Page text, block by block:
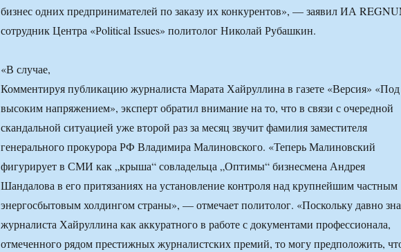
бизнес одних предпринимателей по заказу их конкурентов», — заявил ИА
сотрудник Центра «Рolitical Issues» политолог Николай Рубашкин.
«В случае,
Комментируя публикацию журналиста Марата Хайруллина в газете «Версия» «Под
высоким напряжением», эксперт обратил внимание на то, что в связи с очередной
скандальной ситуацией уже второй раз за месяц звучит фамилия заместителя
генерального прокурора РФ Владимира Малиновского. «Теперь Малиновский
фигурирует в СМИ как „крыша“ совладельца „Оптимы“ бизнесмена Андрея
Шандалова в его притязаниях на установление контроля над крупнейшим частным
энергосбытовым холдингом страны», — отмечает политолог. «Поскольку давно
журналиста Хайруллина как аккуратного в работе с документами профессионала,
отмеченного рядом престижных журналистских премий, то могу предположить,